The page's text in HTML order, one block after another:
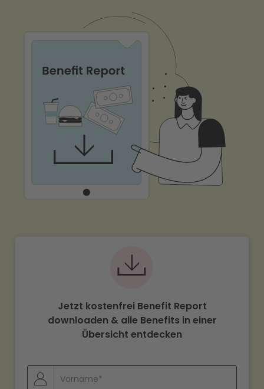
Jetzt kostenfrei Benefit Report
downloaden & alle Benefits in einer
Übersicht entdecken